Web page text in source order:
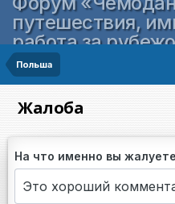
путешествия,
работа за
Польша
Жалоба
На что именно вы